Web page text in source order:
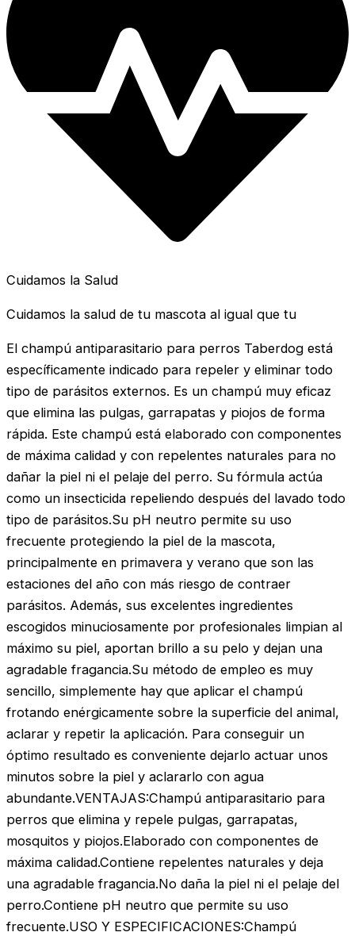
Cuidamos la Salud
Cuidamos la salud de tu mascota al igual que tu
El champú antiparasitario para perros Taberdog está
específicamente indicado para repeler y eliminar todo
tipo de parásitos externos. Es un champú muy eficaz
que elimina las pulgas, garrapatas y piojos de forma
rápida. Este champú está elaborado con componentes
de máxima calidad y con repelentes naturales para no
dañar la piel ni el pelaje del perro. Su fórmula actúa
como un insecticida repeliendo después del lavado todo
tipo de parásitos.Su pH neutro permite su uso
frecuente protegiendo la piel de la mascota,
principalmente en primavera y verano que son las
estaciones del año con más riesgo de contraer
parásitos. Además, sus excelentes ingredientes
escogidos minuciosamente por profesionales limpian al
máximo su piel, aportan brillo a su pelo y dejan una
agradable fragancia.Su método de empleo es muy
sencillo, simplemente hay que aplicar el champú
frotando enérgicamente sobre la superficie del animal,
aclarar y repetir la aplicación. Para conseguir un
óptimo resultado es conveniente dejarlo actuar unos
minutos sobre la piel y aclararlo con agua
abundante.VENTAJAS:Champú antiparasitario para
perros que elimina y repele pulgas, garrapatas,
mosquitos y piojos.Elaborado con componentes de
máxima calidad.Contiene repelentes naturales y deja
una agradable fragancia.No daña la piel ni el pelaje del
perro.Contiene pH neutro que permite su uso
frecuente.USO Y ESPECIFICACIONES:Champú